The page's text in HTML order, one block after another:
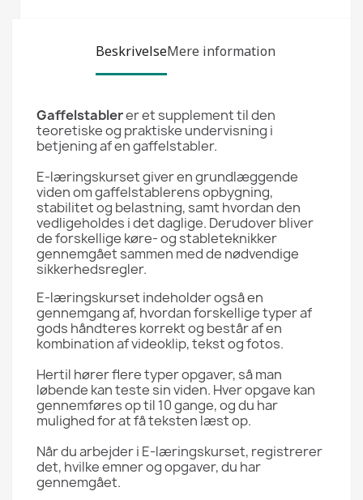
BeskrivelseMere information
Gaffelstablerer et supplement til den
teoretiske og praktiske undervisning i
betjening af en gaffelstabler.
E-læringskurset giver en grundlæggende
viden om gaffelstablerens opbygning,
stabilitet og belastning, samt hvordan den
vedligeholdes i det daglige. Derudover bliver
de forskellige køre- og stableteknikker
gennemgået sammen med de nødvendige
sikkerhedsregler.
E-læringskurset indeholder også en
gennemgang af, hvordan forskellige typer af
gods håndteres korrekt og består af en
kombination af videoklip, tekst og fotos.
Hertil hører flere typer opgaver, så man
løbende kan teste sin viden. Hver opgave kan
gennemføres op til 10 gange, og du har
mulighed for at få teksten læst op.
Når du arbejder i E-læringskurset, registrerer
det, hvilke emner og opgaver, du har
gennemgået.